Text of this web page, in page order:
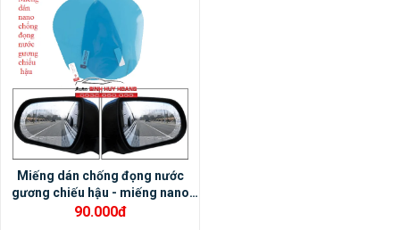
- Hiệu chỉnh âm thanh chuyên nghiệp với
chip DSP tích hợp trong màn hình Oled
DVD Android Oled Pro X3 có thể tích hợp
với cảm biến áp suất lốp, cảnh báo điểm
Miếng dán chống đọng nước
gương chiếu hậu - miếng nano
dán gương chiếu hậu xe ô tô
90.000đ